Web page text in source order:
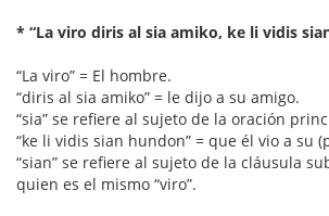
* “La viro diris al sia amiko, ke li vidis
“La viro” = El hombre.
“diris al sia amiko” = le dijo a su amigo.
“sia” se refiere al sujeto de la oración
“ke li vidis sian hundon” = que él vio a su
“sian” se refiere al sujeto de la cláusula
quien es el mismo “viro”.